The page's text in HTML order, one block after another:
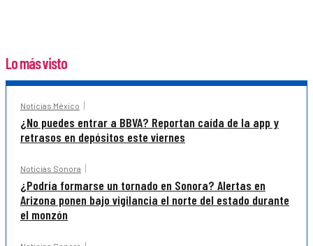
Lo más visto
Noticias México
¿No puedes entrar a BBVA? Reportan caída de la app y
retrasos en depósitos este viernes
Noticias Sonora
¿Podría formarse un tornado en Sonora? Alertas en
Arizona ponen bajo vigilancia el norte del estado durante
el monzón